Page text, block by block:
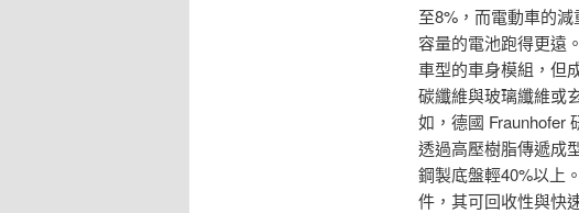
至8%，而電動車的
容量的電池跑得更遠
車型的車身模組，但
碳纖維與玻璃纖維或
如，德國 Fraunhofer
透過高壓樹脂傳遞成
鋼製底盤輕40%以上
件，其可回收性與快